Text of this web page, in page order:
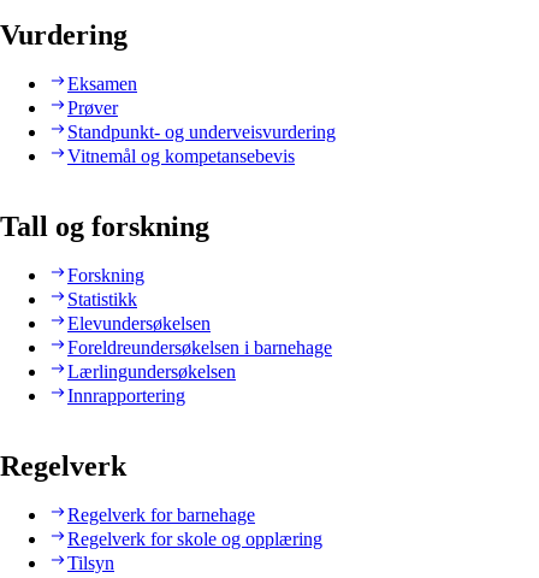
Vurdering
Eksamen
Prøver
Standpunkt- og underveisvurdering
Vitnemål og kompetansebevis
Tall og forskning
Forskning
Statistikk
Elevundersøkelsen
Foreldreundersøkelsen i barnehage
Lærlingundersøkelsen
Innrapportering
Regelverk
Regelverk for barnehage
Regelverk for skole og opplæring
Tilsyn